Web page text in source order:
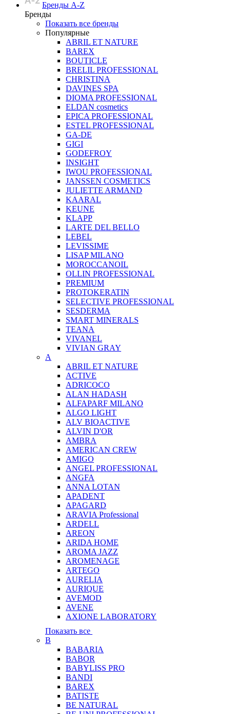
Бренды A-Z
Бренды
Показать все бренды
Популярные
ABRIL ET NATURE
BAREX
BOUTICLE
BRELIL PROFESSIONAL
CHRISTINA
DAVINES SPA
DIOMA PROFESSIONAL
ELDAN cosmetics
EPICA PROFESSIONAL
ESTEL PROFESSIONAL
GA-DE
GIGI
GODEFROY
INSIGHT
IWOU PROFESSIONAL
JANSSEN COSMETICS
JULIETTE ARMAND
KAARAL
KEUNE
KLAPP
LARTE DEL BELLO
LEBEL
LEVISSIME
LISAP MILANO
MOROCCANOIL
OLLIN PROFESSIONAL
PREMIUM
PROTOKERATIN
SELECTIVE PROFESSIONAL
SESDERMA
SMART MINERALS
TEANA
VIVANEL
VIVIAN GRAY
A
ABRIL ET NATURE
ACTIVE
ADRICOCO
ALAN HADASH
ALFAPARF MILANO
ALGO LIGHT
ALV BIOACTIVE
ALVIN D'OR
AMBRA
AMERICAN CREW
AMIGO
ANGEL PROFESSIONAL
ANGFA
ANNA LOTAN
APADENT
APAGARD
ARAVIA Professional
ARDELL
AREON
ARIDA HOME
AROMA JAZZ
AROMENAGE
ARTEGO
AURELIA
AURIQUE
AVEMOD
AVENE
AXIONE LABORATORY
Показать все
B
BABARIA
BABOR
BABYLISS PRO
BANDI
BAREX
BATISTE
BE NATURAL